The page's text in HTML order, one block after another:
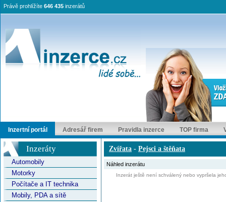
Právě prohlížíte 646 435 inzerátů
Inzertní portál Adresář firem Pravidla inzerce TOP firma
Inzeráty
Automobily
Motorky
Počítače a IT technika
Mobily, PDA a sítě
Zvířata - Pejsci a štěňata
Náhled inzerátu
Inzerát ještě není schválený nebo vypršela